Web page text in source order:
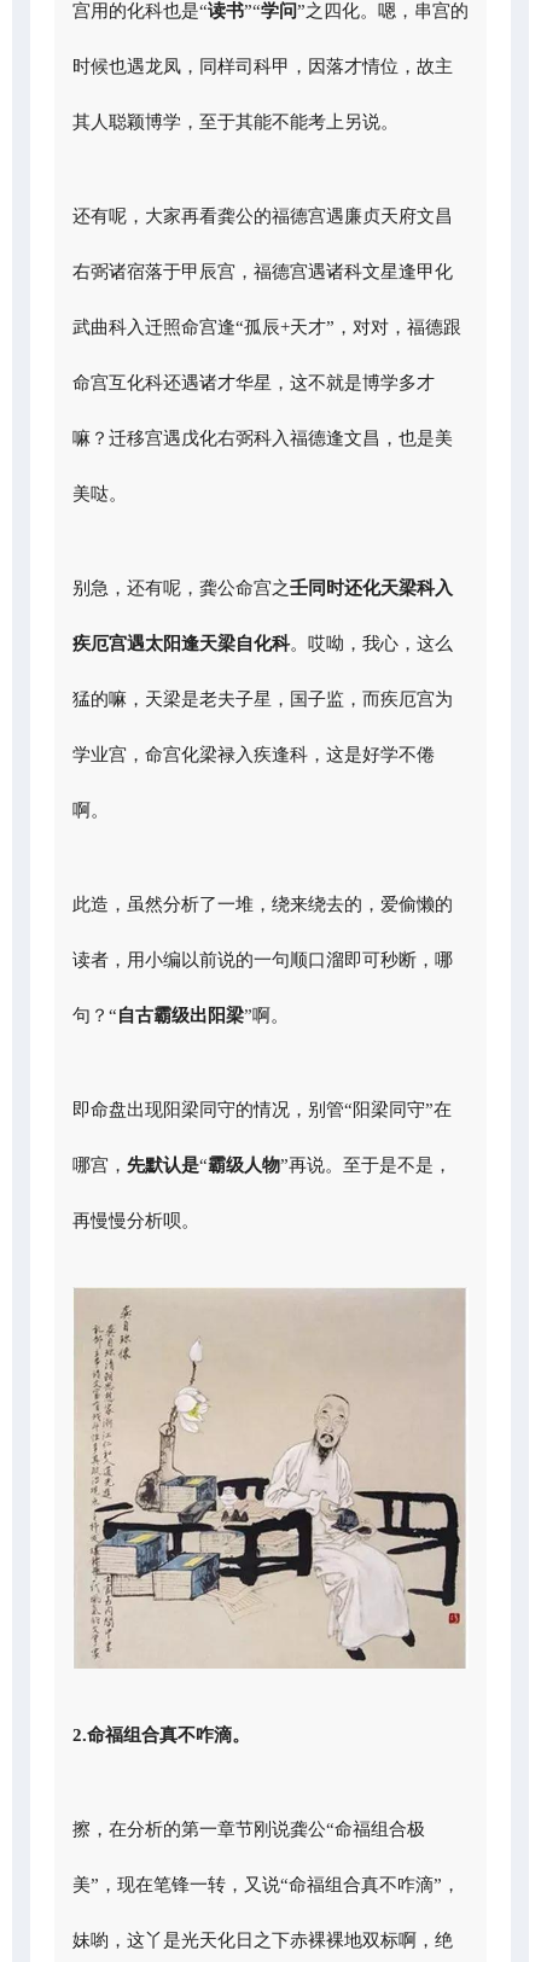
宫用的化科也是“读书”“学问”之四化。嗯，串宫的
时候也遇龙凤，同样司科甲，因落才情位，故主
其人聪颖博学，至于其能不能考上另说。
还有呢，大家再看龚公的福德宫遇廉贞天府文昌
右弼诸宿落于甲辰宫，福德宫遇诸科文星逢甲化
武曲科入迁照命宫逢“孤辰+天才”，对对，福德跟
命宫互化科还遇诸才华星，这不就是博学多才
嘛？迁移宫遇戊化右弼科入福德逢文昌，也是美
美哒。
别急，还有呢，龚公命宫之壬同时还化天梁科入
疾厄宫遇太阳逢天梁自化科。哎呦，我心，这么
猛的嘛，天梁是老夫子星，国子监，而疾厄宫为
学业宫，命宫化梁禄入疾逢科，这是好学不倦
啊。
此造，虽然分析了一堆，绕来绕去的，爱偷懒的
读者，用小编以前说的一句顺口溜即可秒断，哪
句？“自古霸级出阳梁”啊。
即命盘出现阳梁同守的情况，别管“阳梁同守”在
哪宫， 先默认是“霸级人物”再说。至于是不是，
再慢慢分析呗。
2.命福组合真不咋滴。
擦，在分析的第一章节刚说龚公“命福组合极
美”，现在笔锋一转，又说“命福组合真不咋滴”，
妹喲，这丫是光天化日之下赤裸裸地双标啊，绝